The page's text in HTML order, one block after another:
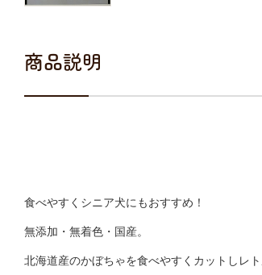
商品説明
食べやすくシニア犬にもおすすめ！
無添加・無着色・国産。
北海道産のかぼちゃを食べやすくカットしレト